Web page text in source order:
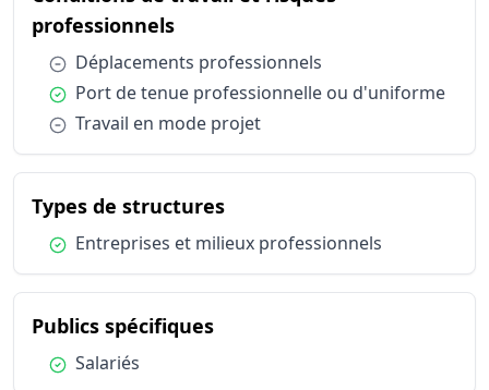
Types de structures
Statut d'emploi
professionnelsdu métier Chef / Cheffe de
Condition :
Déplacements professionnels
Condition :
Port de tenue professionnelle ou d'uniforme
Condition :
Travail en mode projet
Types de structuresdu métier Chef / Cheffe
Condition :
Entreprises et milieux professionnels
Publics spécifiquesdu métier Chef / Cheffe de
Condition :
Salariés